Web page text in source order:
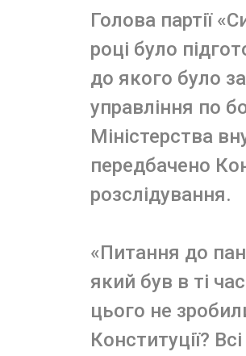
Голова партії
році було
до якого було
управління по
Міністерства
передбачено
розслідування.
«Питання до
який був в ті
цього не
Конституції?